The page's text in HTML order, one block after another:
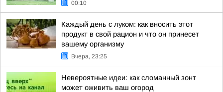
00:10
Каждый день с луком: как вносить этот
продукт в свой рацион и что он принесет
вашему организму
Вчера, 23:25
Невероятные идеи: как сломанный зонт
может оживить ваш огород